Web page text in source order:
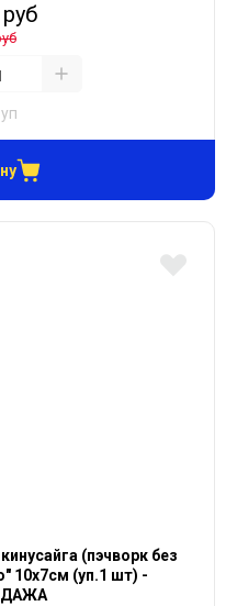
(пэчворк без
10х7см (уп.1 шт) -